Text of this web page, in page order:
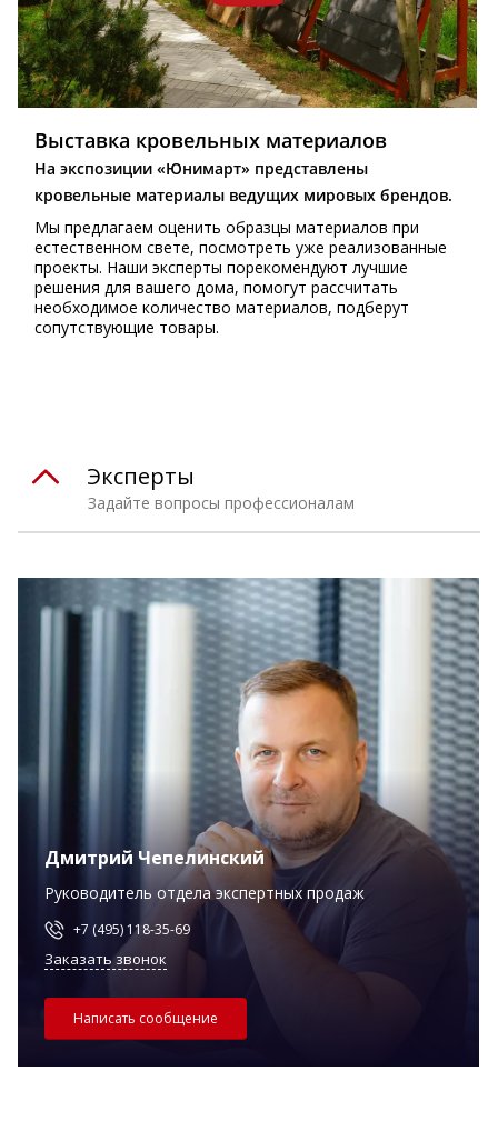
Выставка кровельных материалов
На экспозиции «Юнимарт» представлены
кровельные материалы ведущих мировых брендов.
Мы предлагаем оценить образцы материалов при
естественном свете, посмотреть уже реализованные
проекты. Наши эксперты порекомендуют лучшие
решения для вашего дома, помогут рассчитать
необходимое количество материалов, подберут
сопутствующие товары.
Задайте вопросы профессионалам
Эксперты
Дмитрий Чепелинский
Руководитель отдела экспертных продаж
+7 (495) 118-35-69
Заказать звонок
Написать сообщение